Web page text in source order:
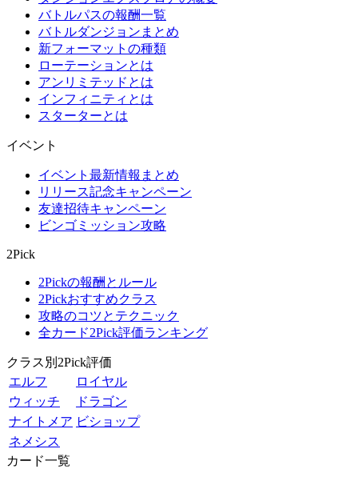
バトルパスの報酬一覧
バトルダンジョンまとめ
新フォーマットの種類
ローテーションとは
アンリミテッドとは
インフィニティとは
スターターとは
イベント
イベント最新情報まとめ
リリース記念キャンペーン
友達招待キャンペーン
ビンゴミッション攻略
2Pick
2Pickの報酬とルール
2Pickおすすめクラス
攻略のコツとテクニック
全カード2Pick評価ランキング
クラス別2Pick評価
エルフ
ロイヤル
ウィッチ
ドラゴン
ナイトメア ビショップ
ネメシス
カード一覧